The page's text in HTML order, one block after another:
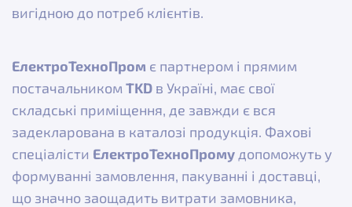
вигідною до потреб клієнтів.
ЕлектроТехноПром є партнером і прямим
постачальником TKD в Україні, має свої
складські приміщення, де завжди є вся
задекларована в каталозі продукція. Фахові
спеціалісти ЕлектроТехноПрому допоможуть у
формуванні замовлення, пакуванні і доставці,
що значно заощадить витрати замовника,